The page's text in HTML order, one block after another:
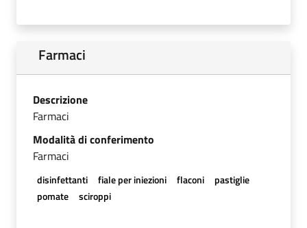
Farmaci
Descrizione
Farmaci
Modalità di conferimento
Farmaci
disinfettanti fiale per iniezioni flaconi
pastiglie
pomate
sciroppi